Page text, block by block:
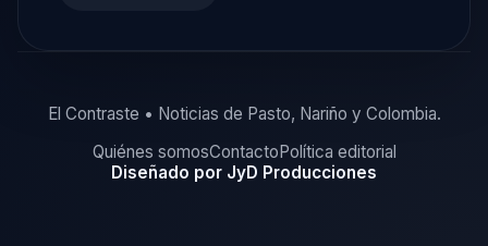
El Contraste • Noticias de Pasto, Nariño y Colombia.
Quiénes somosContactoPolítica editorial
Diseñado por JyD Producciones